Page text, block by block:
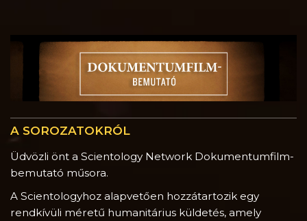
A SOROZATOKRÓL
Üdvözli önt a Scientology Network Dokumentumfilm-
bemutató műsora.
A Scientologyhoz alapvetően hozzátartozik egy
rendkívüli méretű humanitárius küldetés, amely